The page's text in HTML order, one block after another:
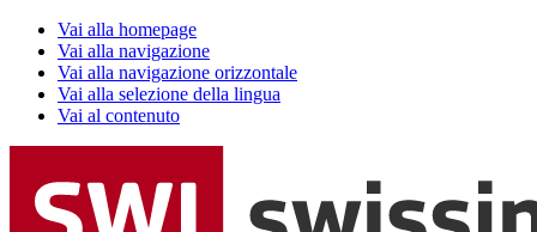
Vai alla homepage
Vai alla navigazione
Vai alla navigazione orizzontale
Vai alla selezione della lingua
Vai al contenuto